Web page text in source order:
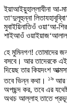
ইয়াআইয়ুহাল্লাযীনা আ-
তা‘দুলূহুন্না
মুবাইয়িনাতিওঁ ওয়া‘আ-
শাইআওঁ
হে মুমিনগণ! তোমাদের
বসবে। আর তাদেরকে এই
দিয়েছ তার কিয়দংশ
তবে ভিন্ন কথা। ১৯ আর
অপছন্দ কর, তবে এর
অথচ আল্লাহ তাতে